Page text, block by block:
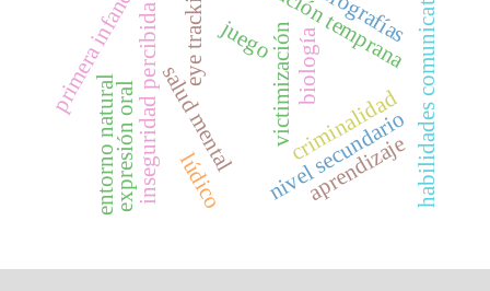
criminalidad
salud mental victimización
inseguridad percibida
primera infancia habilidades comunicativas
expresión oral
eye tracking biología
nivel secundario
entorno natural
juego
aprendizaje
lúdico